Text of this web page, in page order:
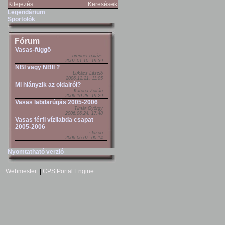
Kifejezés
Keresések
Legendárium
Sportolók
Fórum
Vasas-függö
brenner balázs
2007.01.10. 19:39
NBI vagy NBII ?
Lukács László
2006.12.21. 11:05
Mi hiányzik az oldalról?
Katona Zoltán
2006.10.28. 19:29
Vasas labdarúgás 2005-2006
Timár György
2006.06.24. 17:48
Vasas férfi vízilabda csapat
2005-2006
skizoo
2006.06.07. 00:14
Nyomtatható verzió
Webmester CPS Portal Engine